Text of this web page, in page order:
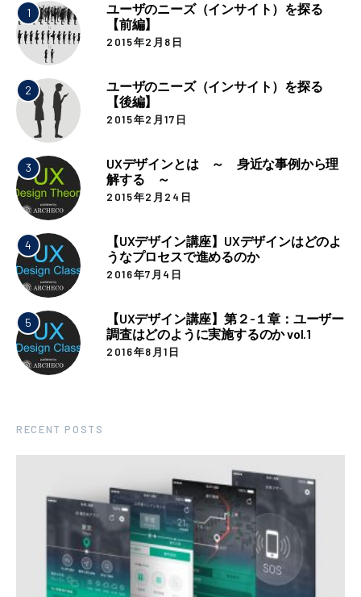
1
ユーザのニーズ（インサイト）を探る
【前編】
2015年2月8日
2
ユーザのニーズ（インサイト）を探る
【後編】
2015年2月17日
3
UXデザインとは ～ 身近な事例から理
解する ～
2015年2月24日
4
【UXデザイン講座】UXデザインはどのよ
うなプロセスで進めるのか
2016年7月4日
5
【UXデザイン講座】第２-１章：ユーザー
調査はどのように実施するのか vol.1
2016年8月1日
RECENT POSTS